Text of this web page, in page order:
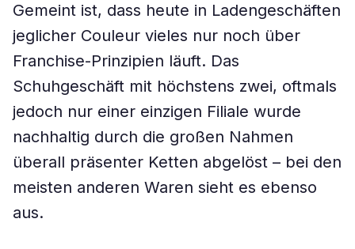
Gemeint ist, dass heute in Ladengeschäften
jeglicher Couleur vieles nur noch über
Franchise-Prinzipien läuft. Das
Schuhgeschäft mit höchstens zwei, oftmals
jedoch nur einer einzigen Filiale wurde
nachhaltig durch die großen Nahmen
überall präsenter Ketten abgelöst – bei den
meisten anderen Waren sieht es ebenso
aus.